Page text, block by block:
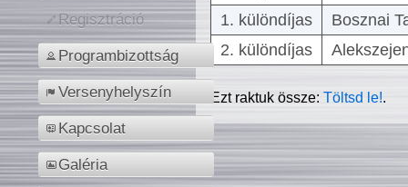
Regisztráció
Programbizottság
Versenyhelyszín
Kapcsolat
Galéria
1. különdíjas
Bosznai
2. különdíjas
Ezt raktuk össze:Töltsd le!.